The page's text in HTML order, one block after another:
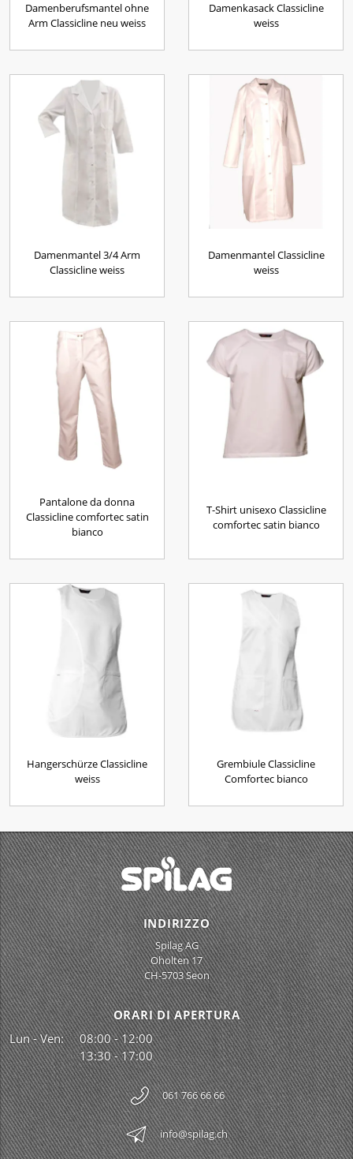
Damenberufsmantel ohne
Arm Classicline neu weiss
Damenkasack Classicline
weiss
Damenmantel 3/4 Arm
Classicline weiss
Damenmantel Classicline
weiss
Pantalone da donna
Classicline comfortec satin
bianco
T-Shirt unisexo Classicline
comfortec satin bianco
Hangerschürze Classicline
weiss
Grembiule Classicline
Comfortec bianco
INDIRIZZO
Spilag AG
Oholten 17
CH-5703 Seon
ORARI DI APERTURA
Lun - Ven:
08:00 - 12:00
13:30 - 17:00
061 766 66 66
info@spilag.ch